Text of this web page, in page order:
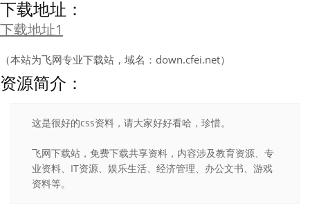
下载地址：
下载地址1
（本站为飞网专业下载站，域名：down.cfei.net）
资源简介：
这是很好的css资料，请大家好好看哈，珍惜。
飞网下载站，免费下载共享资料，内容涉及教育资源、专
业资料、IT资源、娱乐生活、经济管理、办公文书、游戏
资料等。